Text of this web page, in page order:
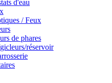
d'eau
/ Feux
de phares
réservoir